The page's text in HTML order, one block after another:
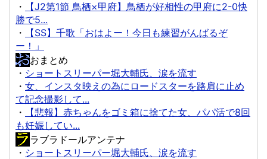
・
【J2第1節 鳥栖×甲府】鳥栖が好相性の甲府に2-0快
勝で5...
・
【SS】千歌「おはよー！今日も練習がんばるぞ
ー！」
おまとめ
・ ショートスリーパー堀大輔氏、涙を流す
・ 女、インスタ映えの為にロードスターを路肩に止め
て記念撮影して...
・
【悲報】赤ちゃんをゴミ箱に捨てた女、パパ活で8回
も妊娠してい...
ラブラドールアンテナ
・ ショートスリーパー堀大輔氏、涙を流す